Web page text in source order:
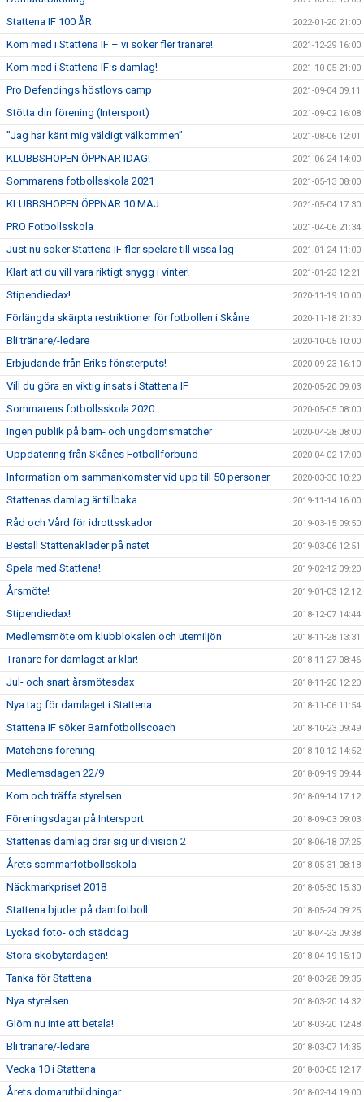
Stattena IF 100 ÅR 2022-01-20 21:00
Kom med i Stattena IF – vi söker fler tränare! 2021-12-29 16:00
Kom med i Stattena IF:s damlag! 2021-10-05 21:00
Pro Defendings höstlovs camp 2021-09-04 09:11
Stötta din förening (Intersport) 2021-09-02 16:08
”Jag har känt mig väldigt välkommen” 2021-08-06 12:01
KLUBBSHOPEN ÖPPNAR IDAG! 2021-06-24 14:00
Sommarens fotbollsskola 2021 2021-05-13 08:00
KLUBBSHOPEN ÖPPNAR 10 MAJ 2021-05-04 17:30
PRO Fotbollsskola 2021-04-06 21:34
Just nu söker Stattena IF fler spelare till vissa lag 2021-01-24 11:00
Klart att du vill vara riktigt snygg i vinter! 2021-01-23 12:21
Stipendiedax! 2020-11-19 10:00
Förlängda skärpta restriktioner för fotbollen i Skåne 2020-11-18 21:30
Bli tränare/-ledare 2020-10-05 10:00
Erbjudande från Eriks fönsterputs! 2020-09-23 16:10
Vill du göra en viktig insats i Stattena IF 2020-05-20 09:03
Sommarens fotbollsskola 2020 2020-05-05 08:00
Ingen publik på barn- och ungdomsmatcher 2020-04-28 08:00
Uppdatering från Skånes Fotbollförbund 2020-04-02 17:00
Information om sammankomster vid upp till 50 personer 2020-03-30 10:20
Stattenas damlag är tillbaka 2019-11-14 16:00
Råd och Vård för idrottsskador 2019-03-15 09:50
Beställ Stattenakläder på nätet 2019-03-06 12:51
Spela med Stattena! 2019-02-12 09:20
Årsmöte! 2019-01-03 12:12
Stipendiedax! 2018-12-07 14:44
Medlemsmöte om klubblokalen och utemiljön 2018-11-28 13:31
Tränare för damlaget är klar! 2018-11-27 08:46
Jul- och snart årsmötesdax 2018-11-20 12:20
Nya tag för damlaget i Stattena 2018-11-06 11:54
Stattena IF söker Barnfotbollscoach 2018-10-23 09:49
Matchens förening 2018-10-12 14:52
Medlemsdagen 22/9 2018-09-19 09:44
Kom och träffa styrelsen 2018-09-14 17:12
Föreningsdagar på Intersport 2018-09-03 09:03
Stattenas damlag drar sig ur division 2 2018-06-18 07:25
Årets sommarfotbollsskola 2018-05-31 08:18
Näckmarkpriset 2018 2018-05-30 15:30
Stattena bjuder på damfotboll 2018-05-24 09:25
Lyckad foto- och städdag 2018-04-23 09:38
Stora skobytardagen! 2018-04-19 15:10
Tanka för Stattena 2018-03-28 09:35
Nya styrelsen 2018-03-20 14:32
Glöm nu inte att betala! 2018-03-20 12:48
Bli tränare/-ledare 2018-03-07 14:35
Vecka 10 i Stattena 2018-03-05 12:17
Årets domarutbildningar 2018-02-14 19:00